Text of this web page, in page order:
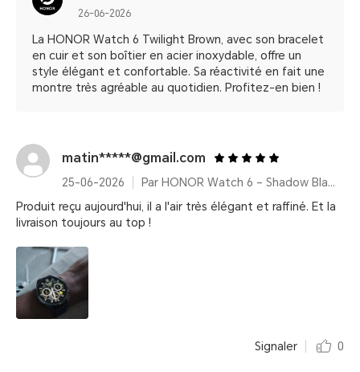
26-06-2026
La HONOR Watch 6 Twilight Brown, avec son bracelet
en cuir et son boîtier en acier inoxydable, offre un
style élégant et confortable. Sa réactivité en fait une
montre très agréable au quotidien. Profitez-en bien !
matin*****@gmail.com
25-06-2026
Par HONOR Watch 6 – Shadow Black (Bracelet fluoroélastomère)
Produit reçu aujourd'hui, il a l'air très élégant et raffiné. Et la
livraison toujours au top !
Signaler 0